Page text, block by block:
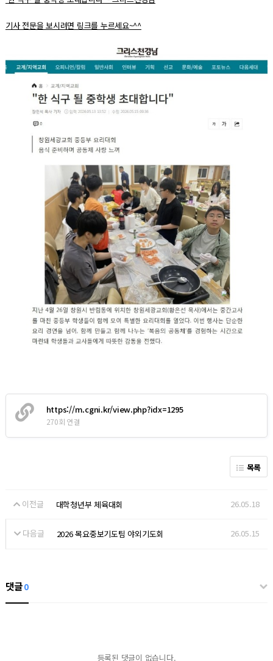
기사 전문을 보시려면 링크를 누르세요~^^
https://m.cgni.kr/view.php?idx=1295
270회 연결
목록
이전글 대학청년부 체육대회 26.05.18
다음글 2026 목요중보기도팀 야외기도회 26.05.15
댓글0
등록된 댓글이 없습니다.